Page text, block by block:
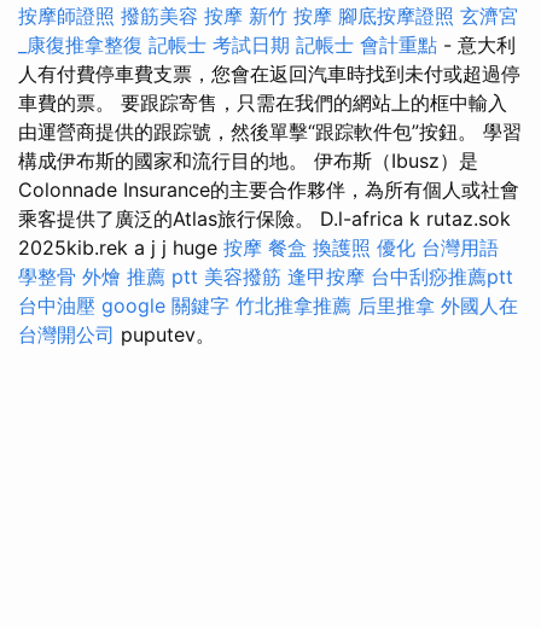
按摩師證照 撥筋美容 按摩 新竹 按摩 腳底按摩證照 玄濟宮
_康復推拿整復 記帳士 考試日期 記帳士 會計重點 - 意大利
人有付費停車費支票，您會在返回汽車時找到未付或超過停
車費的票。 要跟踪寄售，只需在我們的網站上的框中輸入
由運營商提供的跟踪號，然後單擊“跟踪軟件包”按鈕。 學習
構成伊布斯的國家和流行目的地。 伊布斯（Ibusz）是
Colonnade Insurance的主要合作夥伴，為所有個人或社會
乘客提供了廣泛的Atlas旅行保險。 D.l-africa k rutaz.sok
2025kib.rek a j j huge 按摩 餐盒 換護照 優化 台灣用語
學整骨 外燴 推薦 ptt 美容撥筋 逢甲按摩 台中刮痧推薦ptt
台中油壓 google 關鍵字 竹北推拿推薦 后里推拿 外國人在
台灣開公司 puputev。